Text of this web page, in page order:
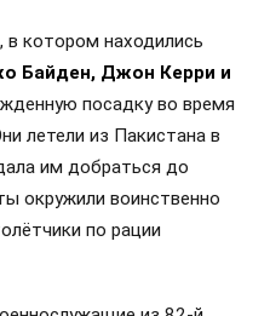
в котором находились
Байден, Джон Керри и
посадку во время
летели из Пакистана в
им добраться до
окружили воинственно
по рации